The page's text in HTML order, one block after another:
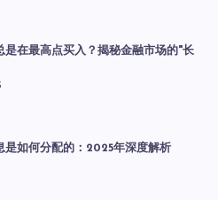
是在最高点买入？揭秘金融市场的"长
是如何分配的：2025年深度解析